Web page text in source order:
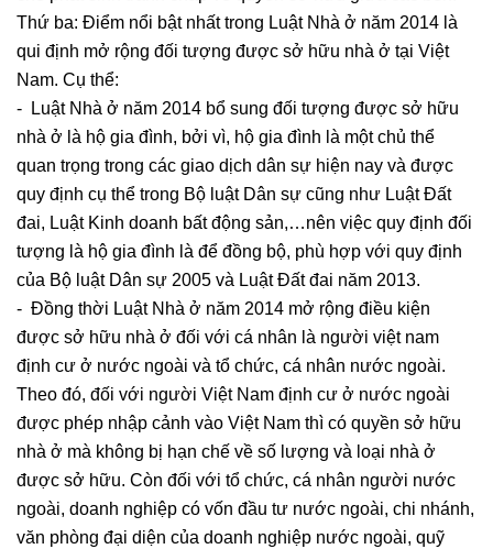
Thứ ba: Điểm nổi bật nhất trong Luật Nhà ở năm 2014 là
qui định mở rộng đối tượng được sở hữu nhà ở tại Việt
Nam. Cụ thể:
- Luật Nhà ở năm 2014 bổ sung đối tượng được sở hữu
nhà ở là hộ gia đình, bởi vì, hộ gia đình là một chủ thể
quan trọng trong các giao dịch dân sự hiện nay và được
quy định cụ thể trong Bộ luật Dân sự cũng như Luật Đất
đai, Luật Kinh doanh bất động sản,…nên việc quy định đối
tượng là hộ gia đình là để đồng bộ, phù hợp với quy định
của Bộ luật Dân sự 2005 và Luật Đất đai năm 2013.
- Đồng thời Luật Nhà ở năm 2014 mở rộng điều kiện
được sở hữu nhà ở đối với cá nhân là người việt nam
định cư ở nước ngoài và tổ chức, cá nhân nước ngoài.
Theo đó, đối với người Việt Nam định cư ở nước ngoài
được phép nhập cảnh vào Việt Nam thì có quyền sở hữu
nhà ở mà không bị hạn chế về số lượng và loại nhà ở
được sở hữu. Còn đối với tổ chức, cá nhân người nước
ngoài, doanh nghiệp có vốn đầu tư nước ngoài, chi nhánh,
văn phòng đại diện của doanh nghiệp nước ngoài, quỹ